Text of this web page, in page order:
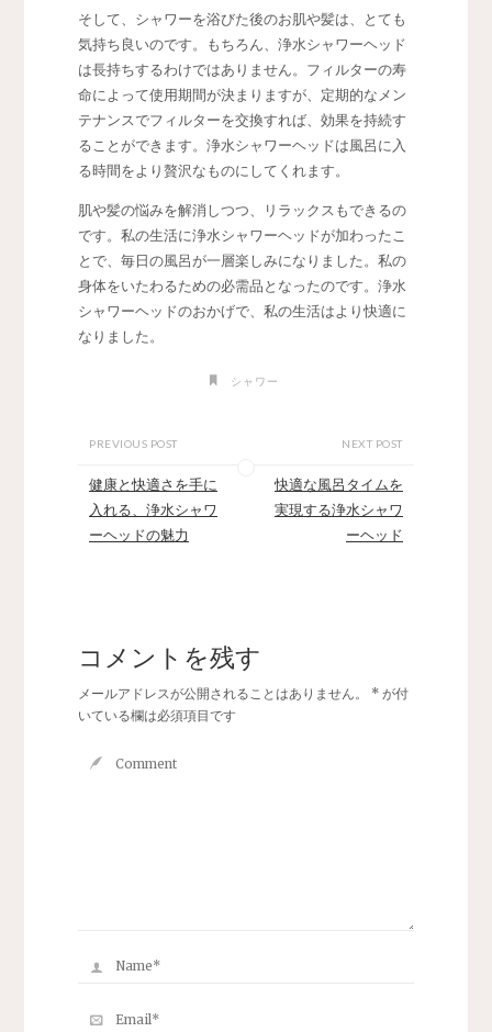
そして、シャワーを浴びた後のお肌や髪は、とても
気持ち良いのです。もちろん、浄水シャワーヘッド
は長持ちするわけではありません。フィルターの寿
命によって使用期間が決まりますが、定期的なメン
テナンスでフィルターを交換すれば、効果を持続す
ることができます。浄水シャワーヘッドは風呂に入
る時間をより贅沢なものにしてくれます。
肌や髪の悩みを解消しつつ、リラックスもできるの
です。私の生活に浄水シャワーヘッドが加わったこ
とで、毎日の風呂が一層楽しみになりました。私の
身体をいたわるための必需品となったのです。浄水
シャワーヘッドのおかげで、私の生活はより快適に
なりました。
シャワー
PREVIOUS POST
健康と快適さを手に
入れる、浄水シャワ
ーヘッドの魅力
NEXT POST
快適な風呂タイムを
実現する浄水シャワ
ーヘッド
コメントを残す
メールアドレスが公開されることはありません。 *が付
いている欄は必須項目です